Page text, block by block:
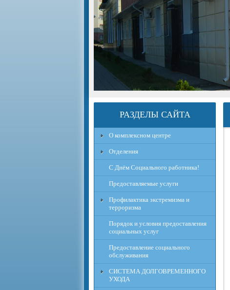
РАЗДЕЛЫ САЙТА
О комплексном центре
Отделения
С Днём Социального работника!
Предоставляемые услуги
Профилактика экстремизма и
терроризма
Порядок и условия предоставления
социальных услуг
Предоставление социального
обслуживания
СИСТЕМА ДОЛГОВРЕМЕННОГО
УХОДА